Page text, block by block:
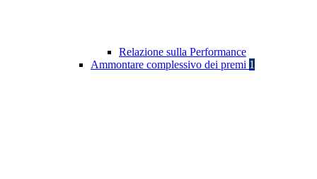
Relazione sulla Performance
Ammontare complessivo dei premi 1